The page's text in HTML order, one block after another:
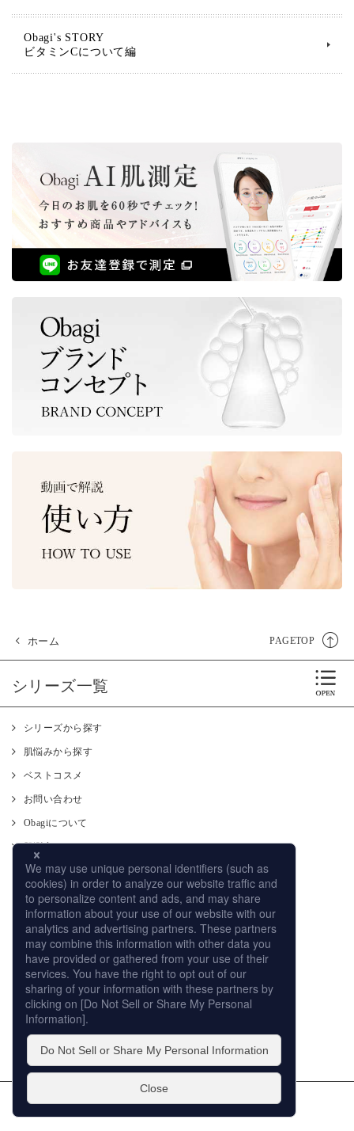
Obagi's STORY
ビタミンCについて編
ホーム PAGETOP
シリーズ一覧
シリーズから探す
肌悩みから探す
ベストコスメ
お問い合わせ
Obagiについて
肌測定
使い方
CM
オンラインストア
取り扱い店舗
サイトマップ
プライバシーポリシー
個人情報の取扱いについて
このサイトの利用について
販売店への取り組み